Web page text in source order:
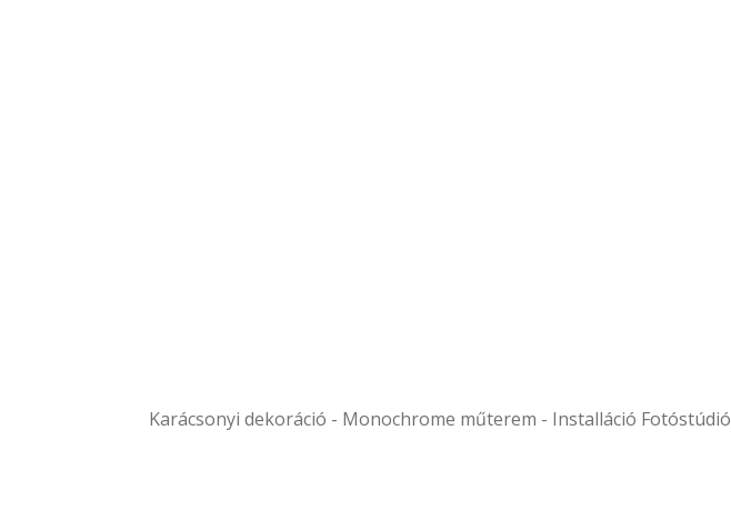
Karácsonyi dekoráció - Monochrome műterem - Installáció Fotóstúdió